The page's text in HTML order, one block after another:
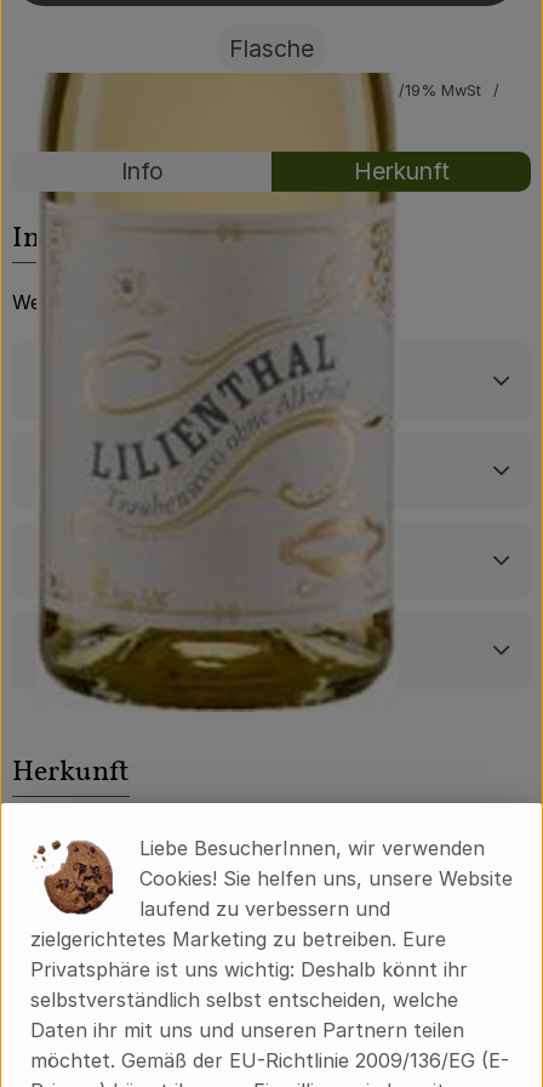
Über uns
Flasche
#69065 / Liter
19% MwSt
Rezepte
Info Herkunft
Entdecke passende Rezepte Es wurden
Info
Weinimport Riegel GmbH
Produktinformationen
Zutaten
Produktdatenblatt
Herkunft
Hersteller: Riegel Bioweine
Deutschland
Peter Riegel Weinimport GmbH
Liebe BesucherInnen, wir verwenden
Cookies! Sie helfen uns, unsere Website
laufend zu verbessern und
zielgerichtetes Marketing zu betreiben. Eure
Privatsphäre ist uns wichtig: Deshalb könnt ihr
selbstverständlich selbst entscheiden, welche
Daten ihr mit uns und unseren Partnern teilen
möchtet. Gemäß der EU-Richtlinie 2009/136/EG (E-